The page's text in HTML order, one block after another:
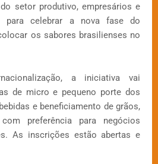
setor produtivo, empresários e
para celebrar a nova fase do
os sabores brasilienses no
a iniciativa vai
de micro e pequeno porte dos
e beneficiamento de grãos,
preferência para negócios
As inscrições estão abertas e